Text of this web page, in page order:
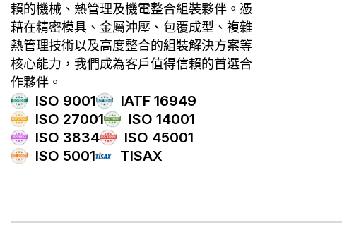
賴的機械、熱管理及機電整合組裝夥伴。憑
藉在精密模具、金屬沖壓、包覆成型、複雜
熱管理技術以及高度整合的組裝解決方案等
核心能力，我們成為客戶值得信賴的首選合
作夥伴。
ISO 9001
IATF 16949
ISO 27001
ISO 14001
ISO 3834
ISO 45001
ISO 5001
TISAX